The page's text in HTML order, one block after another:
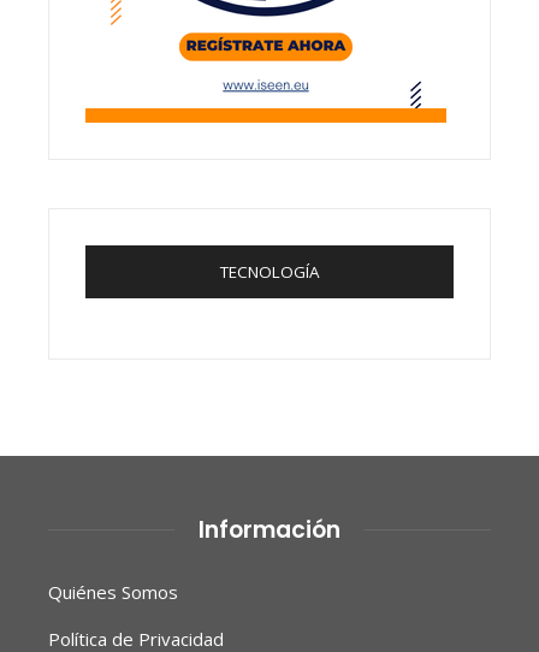
TECNOLOGÍA
Información
Quiénes Somos
Política de Privacidad